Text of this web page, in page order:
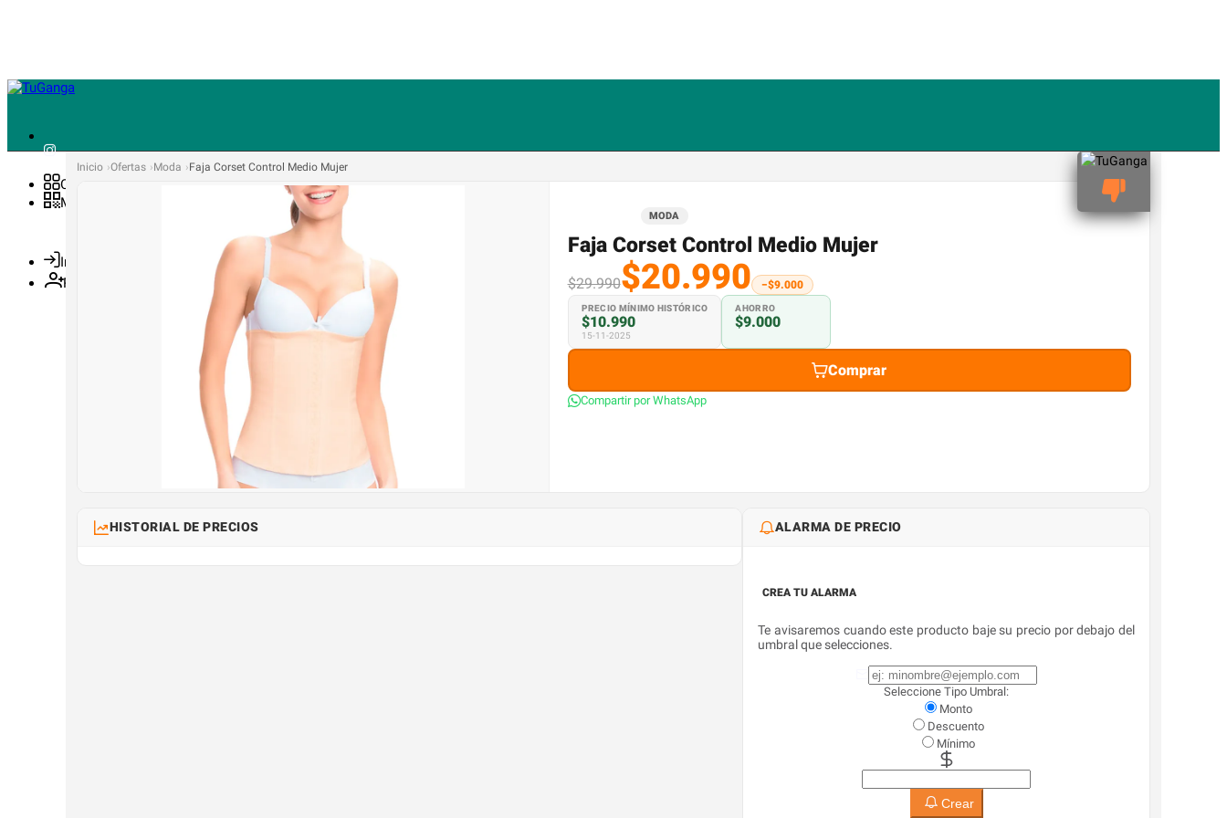
Ofertas
Mínimos
Ingresa
Regístrate
Inicio Ofertas Moda Faja Corset Control Medio Mujer
MODA
Faja Corset Control Medio Mujer
$29.990$20.990 −$9.000
PRECIO MÍNIMO HISTÓRICO
$10.990
15-11-2025
AHORRO
$9.000
Comprar
Compartir por WhatsApp
HISTORIAL DE PRECIOS ALARMA DE PRECIO
CREA TU ALARMA
Te avisaremos cuando este producto baje su precio por debajo del
umbral que selecciones.
Seleccione Tipo Umbral:
Monto
Descuento
Mínimo
Crear